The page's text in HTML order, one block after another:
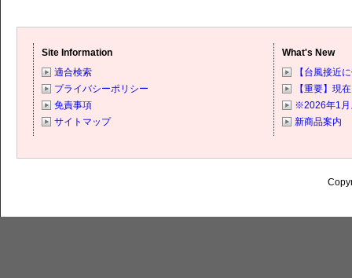
Site Information
適合検索
プライバシーポリシー
免責事項
サイトマップ
What's New
【台風接近
【重要】現
※2026年1月
新商品案内